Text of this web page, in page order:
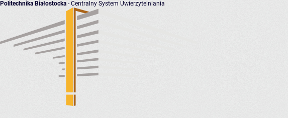
Politechnika Białostocka - Centralny System Uwierzytelniania